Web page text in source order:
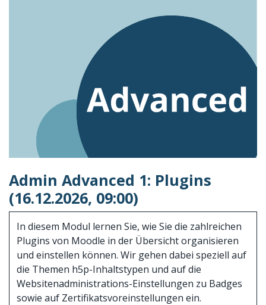
Admin Advanced 1: Plugins
(16.12.2026, 09:00)
In diesem Modul lernen Sie, wie Sie die zahlreichen
Plugins von Moodle in der Übersicht organisieren
und einstellen können. Wir gehen dabei speziell auf
die Themen h5p-Inhaltstypen und auf die
Websitenadministrations-Einstellungen zu Badges
sowie auf Zertifikatsvoreinstellungen ein.